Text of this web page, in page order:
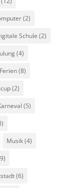
(2)
Schule (2)
(4)
Ferien(8)
(2)
(5)
Musik(4)
(6)